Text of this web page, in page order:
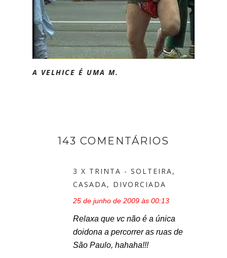
A VELHICE É UMA M.
143 COMENTÁRIOS
3 X TRINTA - SOLTEIRA,
CASADA, DIVORCIADA
25 de junho de 2009 às 00:13
Relaxa que vc não é a única
doidona a percorrer as ruas de
São Paulo, hahaha!!!